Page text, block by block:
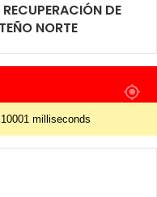
DE
NORTE
milliseconds